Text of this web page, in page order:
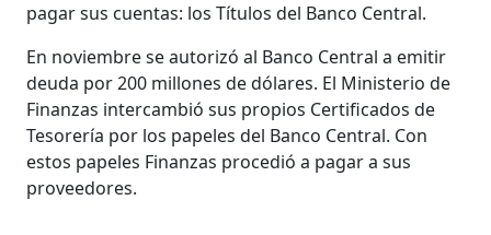
pagar sus cuentas: los Títulos del Banco Central.
En noviembre se autorizó al Banco Central a emitir
deuda por 200 millones de dólares. El Ministerio de
Finanzas intercambió sus propios Certificados de
Tesorería por los papeles del Banco Central. Con
estos papeles Finanzas procedió a pagar a sus
proveedores.